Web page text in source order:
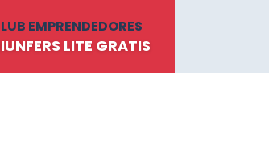
EMPRENDEDORES
LITE GRATIS